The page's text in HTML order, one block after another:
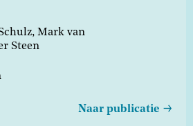
Mark van
Steen
Naar publicatie